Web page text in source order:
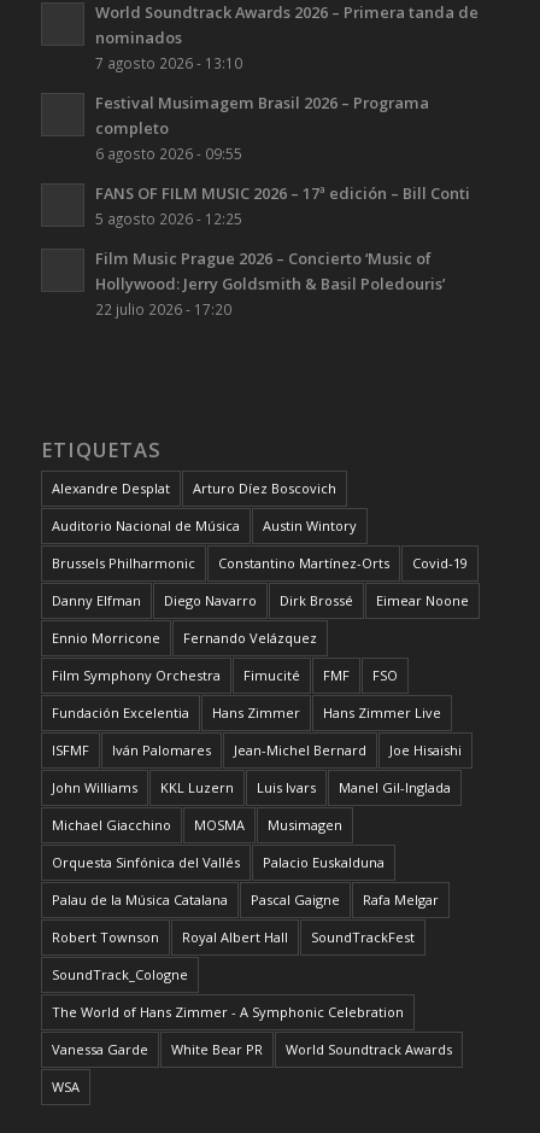
World Soundtrack Awards 2026 – Primera tanda de
nominados
7 agosto 2026 - 13:10
Festival Musimagem Brasil 2026 – Programa
completo
6 agosto 2026 - 09:55
FANS OF FILM MUSIC 2026 – 17ª edición – Bill Conti
5 agosto 2026 - 12:25
Film Music Prague 2026 – Concierto ‘Music of
Hollywood: Jerry Goldsmith & Basil Poledouris’
22 julio 2026 - 17:20
ETIQUETAS
Alexandre Desplat Arturo Díez Boscovich
Auditorio Nacional de Música Austin Wintory
Brussels Philharmonic Constantino Martínez-Orts Covid-19
Danny Elfman Diego Navarro Dirk Brossé Eimear Noone
Ennio Morricone Fernando Velázquez
Film Symphony Orchestra Fimucité FMF FSO
Fundación Excelentia Hans Zimmer Hans Zimmer Live
ISFMF Iván Palomares Jean-Michel Bernard Joe Hisaishi
John Williams KKL Luzern Luis Ivars Manel Gil-Inglada
Michael Giacchino MOSMA Musimagen
Orquesta Sinfónica del Vallés Palacio Euskalduna
Palau de la Música Catalana Pascal Gaigne Rafa Melgar
Robert Townson Royal Albert Hall SoundTrackFest
SoundTrack_Cologne
The World of Hans Zimmer - A Symphonic Celebration
Vanessa Garde White Bear PR World Soundtrack Awards
WSA